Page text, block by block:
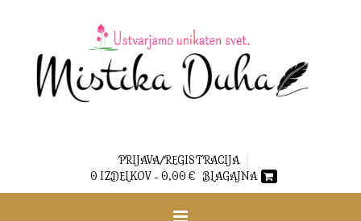
PRIJAVA/REGISTRACIJA
0 IZDELKOV - 0,00 € BLAGAJNA